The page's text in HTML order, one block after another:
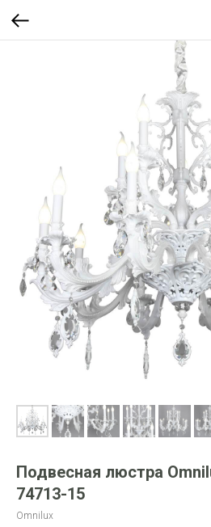
Подвесная люстра
74713-15
Omnilux